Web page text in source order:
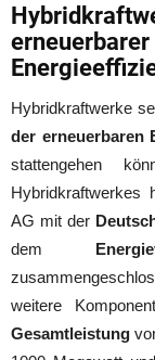
Hybridkraftwerke
der erneuerbaren
stattengehen
Hybridkraftwerkes
AG mit der
dem
weitere
Gesamtleistung